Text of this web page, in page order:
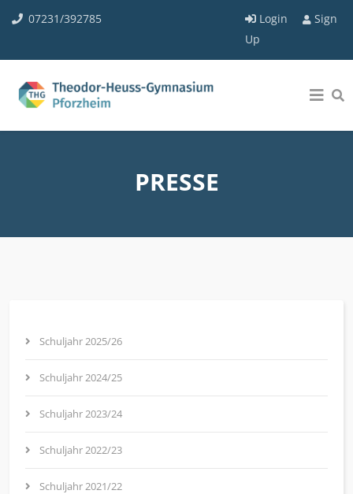
07231/392785 Login
Sign
Up
PRESSE
Schuljahr 2025/26
Schuljahr 2024/25
Schuljahr 2023/24
Schuljahr 2022/23
Schuljahr 2021/22